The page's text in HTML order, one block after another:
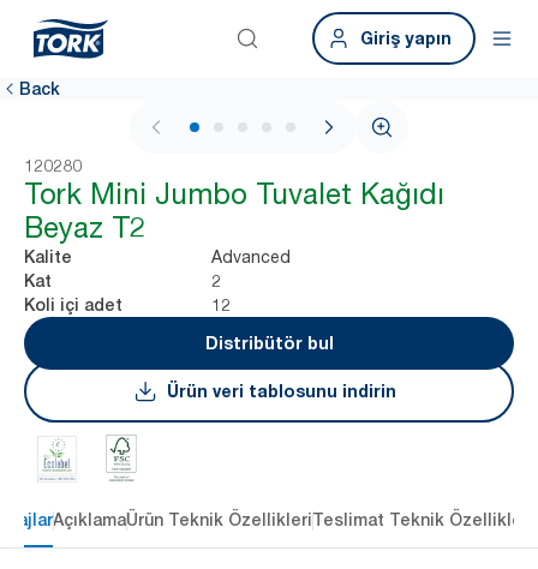
Giriş yapın
Back
1 / 5
120280
Tork Mini Jumbo Tuvalet Kağıdı
Beyaz T2
Kalite Advanced
Kat 2
Koli içi adet
12
Distribütör bul
Ürün veri tablosunu indirin
AçıklamaÜrün Teknik ÖzellikleriTeslimat Teknik Özellikleri